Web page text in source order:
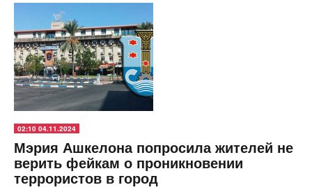
02:10 04.11.2024
Мэрия Ашкелона попросила жителей не
верить фейкам о проникновении
террористов в город